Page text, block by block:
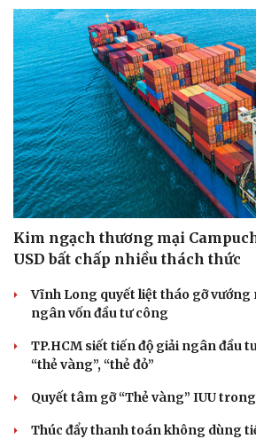
Doanh nghiệp
Thông tin doanh nghiệp
Công
Sành
Lễ kỷ niệm 50 năm Ngày thành lập Học
(15/5/1968 )vào sáng nay 14/5.
KINH TẾ
Kim ngạch thương mại
USD bất chấp nhiều thách thức
Vĩnh Long quyết liệt tháo gỡ vướng
ngân vốn đầu tư công